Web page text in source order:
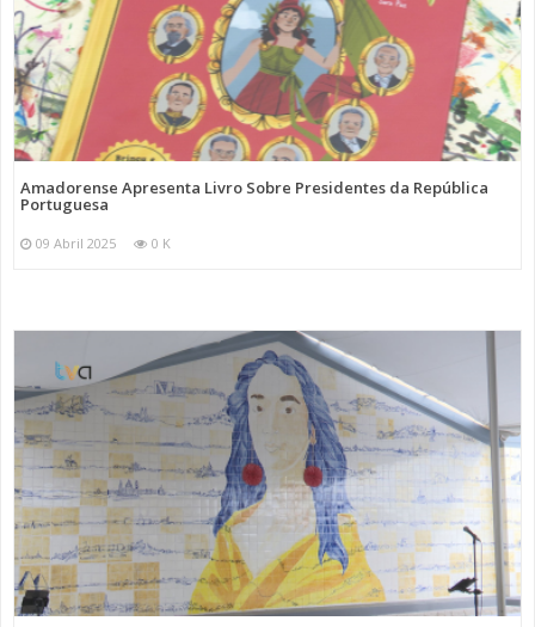
Amadorense Apresenta Livro Sobre Presidentes da República
Portuguesa
09 Abril 2025 0 K